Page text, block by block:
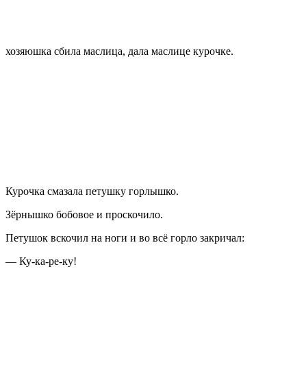
хозяюшка сбила маслица, дала маслице курочке.
Курочка смазала петушку горлышко.
Зёрнышко бобовое и проскочило.
Петушок вскочил на ноги и во всё горло закричал:
— Ку-ка-ре-ку!